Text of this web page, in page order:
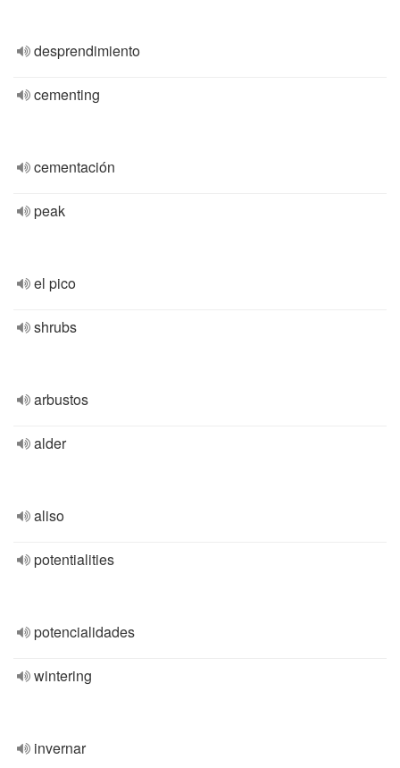
desprendimiento
cementing
cementación
peak
el pico
shrubs
arbustos
alder
aliso
potentialities
potencialidades
wintering
invernar